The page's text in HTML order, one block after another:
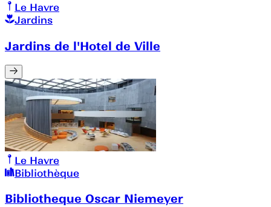
Le Havre
Jardins
Jardins de l'Hotel de Ville
Le Havre
Bibliothèque
Bibliotheque Oscar Niemeyer